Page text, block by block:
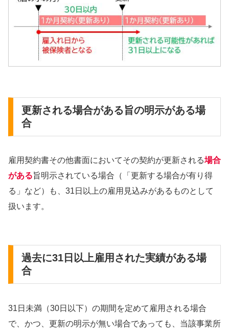
更新される場合がある旨の明示がある場
合
雇用契約書その他書面においてその契約が更新される場合
がある旨明示されている場合（「更新する場合が有り得
る」など）も、31日以上の雇用見込みがあるものとして
扱います。
過去に31日以上雇用された実績がある場
合
31日未満（30日以下）の期間を定めて雇用される場合
で、かつ、更新の明示が無い場合であっても、当該事業所